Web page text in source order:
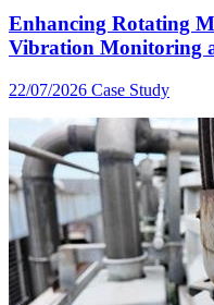
Enhancing Rotating
Vibration Monitoring
22/07/2026 Case Study